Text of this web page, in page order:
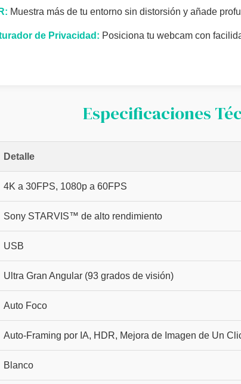
Muestra más de tu entorno sin distorsión y añade
de Privacidad: Posiciona tu webcam con
Especificaciones
Detalle
4K a 30FPS, 1080p a 60FPS
Sony STARVIS™ de alto rendimiento
USB
Ultra Gran Angular (93 grados de visión)
Auto Foco
Auto-Framing por IA, HDR, Mejora de Imagen de Un
Blanco